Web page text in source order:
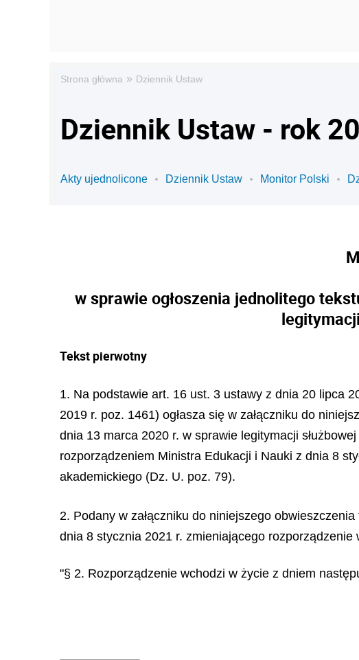
Strona główna » Dziennik Ustaw
Dziennik Ustaw - rok
Akty ujednolicone Dziennik Ustaw Monitor Polski
w sprawie ogłoszenia jednolitego
Tekst pierwotny
1. Na podstawie art. 16 ust. 3 ustawy z dnia 20 lipca
2019 r. poz. 1461) ogłasza się w załączniku do
dnia 13 marca 2020 r. w sprawie legitymacji
rozporządzeniem Ministra Edukacji i Nauki z dnia 8
akademickiego (Dz. U. poz. 79).
2. Podany w załączniku do niniejszego
dnia 8 stycznia 2021 r. zmieniającego
"§ 2. Rozporządzenie wchodzi w życie z dniem